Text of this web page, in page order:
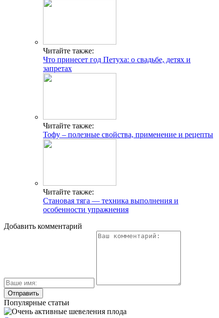
Читайте также:
Что принесет год Петуха: о свадьбе, детях и
запретах
Читайте также:
Тофу – полезные свойства, применение и рецепты
Читайте также:
Становая тяга — техника выполнения и
особенности упражнения
Добавить комментарий
Популярные статьи